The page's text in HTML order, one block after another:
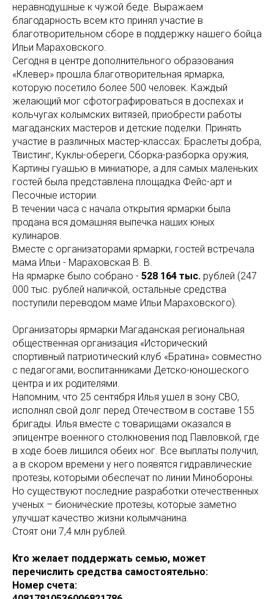
неравнодушные к чужой беде. Выражаем
благодарность всем кто принял участие в
благотворительном сборе в поддержку нашего бойца
Ильи Мараховского.
Сегодня в центре дополнительного образования
«Клевер» прошла благотворительная ярмарка,
которую посетило более 500 человек. Каждый
желающий мог сфотографироваться в доспехах и
кольчугах колымских витязей, приобрести работы
магаданских мастеров и детские поделки. Принять
участие в различных мастер-классах: Браслеты добра,
Твистинг, Куклы-обереги, Сборка-разборка оружия,
Картины гуашью в миниатюре, а для самых маленьких
гостей была представлена площадка Фейс-арт и
Песочные истории.
В течении часа с начала открытия ярмарки была
продана вся домашняя выпечка наших юных
кулинаров.
Вместе с организаторами ярмарки, гостей встречала
мама Ильи - Мараховская В. В.
На ярмарке было собрано - 528 164 тыс. рублей (247
000 тыс. рублей наличкой, остальные средства
поступили переводом маме Ильи Мараховского).
Организаторы ярмарки Магаданская региональная
общественная организация «Исторический
спортивный патриотический клуб «Братина» совместно
с педагогами, воспитанниками Детско-юношеского
центра и их родителями.
Напомним, что 25 сентября Илья ушел в зону СВО,
исполнял свой долг перед Отечеством в составе 155
бригады. Илья вместе с товарищами оказался в
эпицентре военного столкновения под Павловкой, где
в ходе боев лишился обеих ног. Все выплаты получил,
а в скором времени у него появятся гидравлические
протезы, которыми обеспечат по линии Минобороны.
Но существуют последние разработки отечественных
ученых – бионические протезы, которые заметно
улучшат качество жизни колымчанина.
Стоят они 7,4 млн рублей.
Кто желает поддержать семью, может
перечислить средства самостоятельно:
Номер счета: